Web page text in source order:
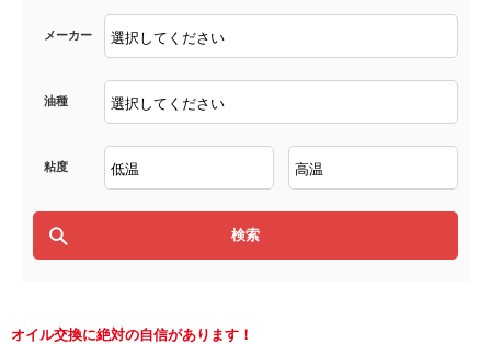
メーカー
油種
粘度
オイル交換に絶対の自信があります！